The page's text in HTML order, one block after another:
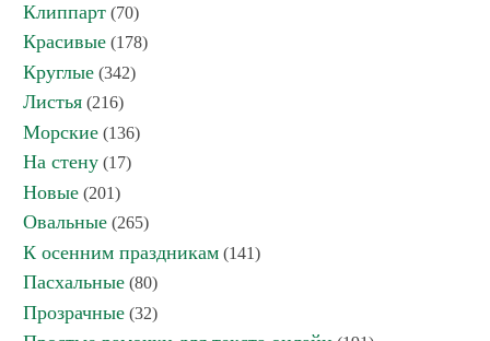
Клиппарт (70)
Красивые (178)
Круглые (342)
Листья (216)
Морские (136)
На стену (17)
Новые (201)
Овальные (265)
К осенним праздникам (141)
Пасхальные (80)
Прозрачные (32)